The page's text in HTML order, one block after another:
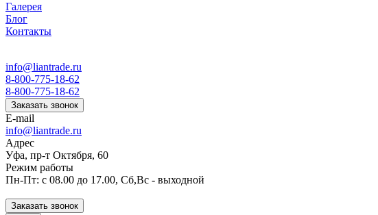
Галерея
Блог
Контакты
info@liantrade.ru
8-800-775-18-62
8-800-775-18-62
Заказать звонок
E-mail
info@liantrade.ru
Адрес
Уфа, пр-т Октября, 60
Режим работы
Пн-Пт: c 08.00 до 17.00, Cб,Вс - выходной
Заказать звонок